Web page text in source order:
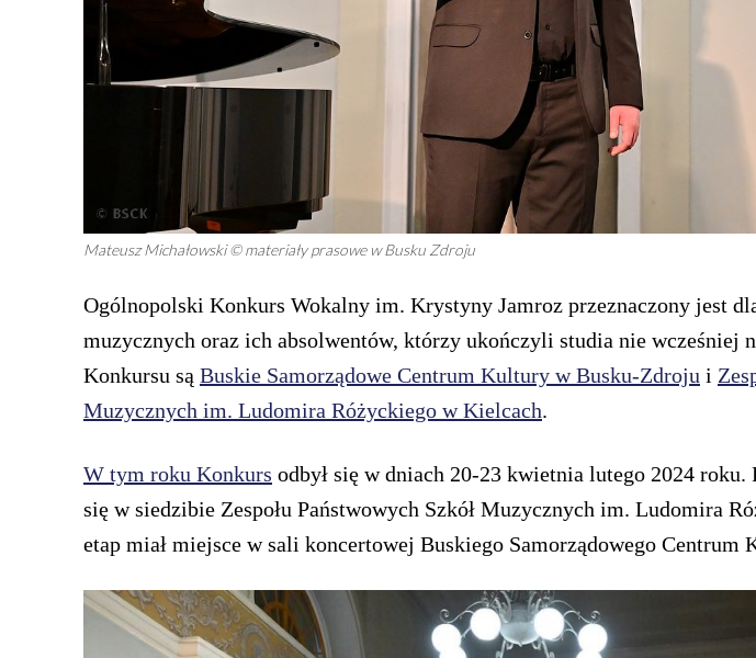
Mateusz Michałowski © materiały prasowe w Busku Zdroju
Ogólnopolski Konkurs Wokalny im. Krystyny Jamroz przeznaczony jest
muzycznych oraz ich absolwentów, którzy ukończyli studia nie wcześniej
Konkursu są Buskie Samorządowe Centrum Kultury w Busku-Zdroju i
Muzycznych im. Ludomira Różyckiego w Kielcach.
W tym roku Konkurs odbył się w dniach 20-23 kwietnia lutego 2024 roku.
się w siedzibie Zespołu Państwowych Szkół Muzycznych im. Ludomira
etap miał miejsce w sali koncertowej Buskiego Samorządowego Centrum